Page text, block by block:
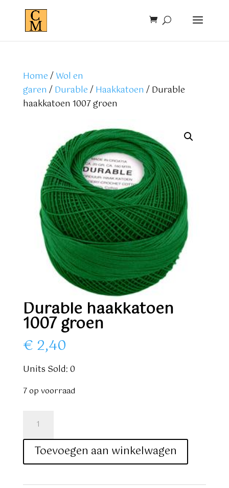
Home/Wol en
garen /Durable/Haakkatoen / Durable
haakkatoen 1007 groen
Durable haakkatoen
1007 groen
€ 2,40
Units Sold: 0
7 op voorraad
haakkatoen
1007
groen
Toevoegen aan winkelwagen